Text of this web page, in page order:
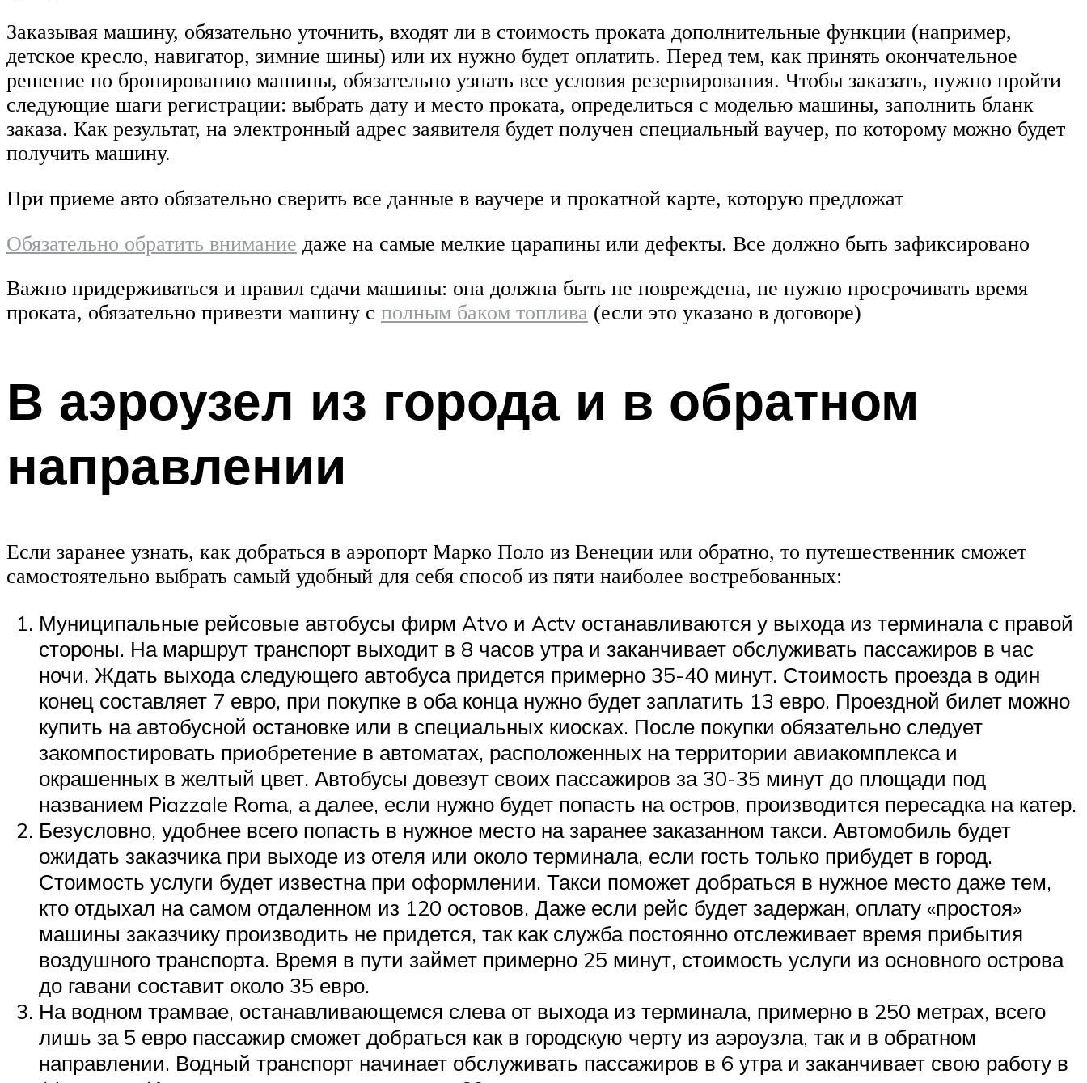
Заказывая машину, обязательно уточнить, входят ли в стоимость проката дополнительные функции (например,
детское кресло, навигатор, зимние шины) или их нужно будет оплатить. Перед тем, как принять окончательное
решение по бронированию машины, обязательно узнать все условия резервирования. Чтобы заказать, нужно пройти
следующие шаги регистрации: выбрать дату и место проката, определиться с моделью машины, заполнить бланк
заказа. Как результат, на электронный адрес заявителя будет получен специальный ваучер, по которому можно будет
получить машину.
При приеме авто обязательно сверить все данные в ваучере и прокатной карте, которую предложат
Обязательно обратить внимание даже на самые мелкие царапины или дефекты. Все должно быть зафиксировано
Важно придерживаться и правил сдачи машины: она должна быть не повреждена, не нужно просрочивать время
проката, обязательно привезти машину с полным баком топлива (если это указано в договоре)
В аэроузел из города и в обратном
направлении
Если заранее узнать, как добраться в аэропорт Марко Поло из Венеции или обратно, то путешественник сможет
самостоятельно выбрать самый удобный для себя способ из пяти наиболее востребованных:
Муниципальные рейсовые автобусы фирм Atvo и Actv останавливаются у выхода из терминала с правой
стороны. На маршрут транспорт выходит в 8 часов утра и заканчивает обслуживать пассажиров в час
ночи. Ждать выхода следующего автобуса придется примерно 35-40 минут. Стоимость проезда в один
конец составляет 7 евро, при покупке в оба конца нужно будет заплатить 13 евро. Проездной билет можно
купить на автобусной остановке или в специальных киосках. После покупки обязательно следует
закомпостировать приобретение в автоматах, расположенных на территории авиакомплекса и
окрашенных в желтый цвет. Автобусы довезут своих пассажиров за 30-35 минут до площади под
названием Piazzale Romа, а далее, если нужно будет попасть на остров, производится пересадка на катер.
Безусловно, удобнее всего попасть в нужное место на заранее заказанном такси. Автомобиль будет
ожидать заказчика при выходе из отеля или около терминала, если гость только прибудет в город.
Стоимость услуги будет известна при оформлении. Такси поможет добраться в нужное место даже тем,
кто отдыхал на самом отдаленном из 120 остовов. Даже если рейс будет задержан, оплату «простоя»
машины заказчику производить не придется, так как служба постоянно отслеживает время прибытия
воздушного транспорта. Время в пути займет примерно 25 минут, стоимость услуги из основного острова
до гавани составит около 35 евро.
На водном трамвае, останавливающемся слева от выхода из терминала, примерно в 250 метрах, всего
лишь за 5 евро пассажир сможет добраться как в городскую черту из аэроузла, так и в обратном
направлении. Водный транспорт начинает обслуживать пассажиров в 6 утра и заканчивает свою работу в